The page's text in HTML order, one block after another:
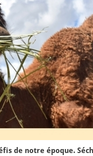
de notre époque.